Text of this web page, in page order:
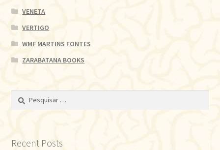
VENETA
VERTIGO
WMF MARTINS FONTES
ZARABATANA BOOKS
Pesquisar
Recent Posts